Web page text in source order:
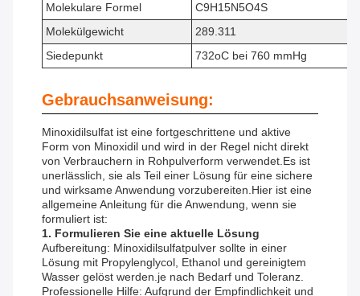
Molekulare Formel
C9H15N5O4S
Molekülgewicht
289.311
Siedepunkt
732oC bei 760 mmHg
Gebrauchsanweisung:
Minoxidilsulfat ist eine fortgeschrittene und aktive
Form von Minoxidil und wird in der Regel nicht direkt
von Verbrauchern in Rohpulverform verwendet.Es ist
unerlässlich, sie als Teil einer Lösung für eine sichere
und wirksame Anwendung vorzubereiten.Hier ist eine
allgemeine Anleitung für die Anwendung, wenn sie
formuliert ist:
1. Formulieren Sie eine aktuelle Lösung
Aufbereitung: Minoxidilsulfatpulver sollte in einer
Lösung mit Propylenglycol, Ethanol und gereinigtem
Wasser gelöst werden.je nach Bedarf und Toleranz.
Professionelle Hilfe: Aufgrund der Empfindlichkeit und